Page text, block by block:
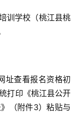
训学校（桃江县桃
址查看报名资格初
打印《桃江县公开
（附件3）粘贴与